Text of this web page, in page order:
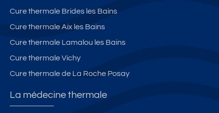
Cure thermale Brides les Bains
Cure thermale Aix les Bains
Cure thermale Lamalou les Bains
Cure thermale Vichy
Cure thermale de La Roche Posay
La médecine thermale